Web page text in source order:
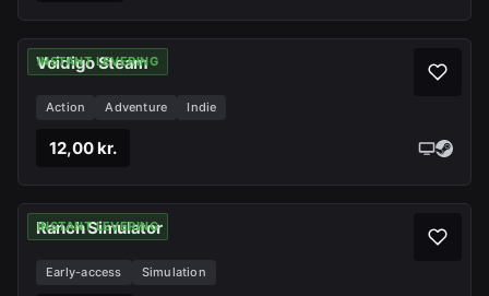
INSTANT LEVERING
Voidigo Steam
Action Adventure Indie
12,00 kr.
INSTANT LEVERING
Ranch Simulator
Early-access Simulation